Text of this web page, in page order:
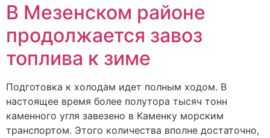
В Мезенском районе
продолжается завоз
топлива к зиме
Подготовка к холодам идет полным ходом. В
настоящее время более полутора тысяч тонн
каменного угля завезено в Каменку морским
транспортом. Этого количества вполне достаточно,